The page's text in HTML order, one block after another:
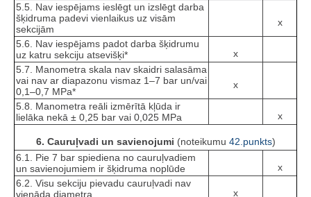
5.5. Nav iespējams ieslēgt un izslēgt darba
šķidruma padevi vienlaikus uz visām
sekcijām
x
5.6. Nav iespējams padot darba šķidrumu
uz katru sekciju atsevišķi*
x
5.7. Manometra skala nav skaidri salasāma
vai nav ar diapazonu vismaz 1–7 bar un/vai
0,1–0,7 MPa*
x
5.8. Manometra reāli izmērītā kļūda ir
lielāka nekā ± 0,25 bar vai 0,025 MPa
x
6. Cauruļvadi un savienojumi (noteikumu 42.punkts)
6.1. Pie 7 bar spiediena no cauruļvadiem
un savienojumiem ir šķidruma noplūde
x
6.2. Visu sekciju pievadu cauruļvadi nav
vienāda diametra
x